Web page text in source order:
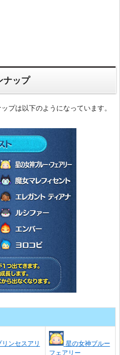
ナップ
プは以下のようになっています。
ンセスアリ
星の女神ブルー
フェアリー